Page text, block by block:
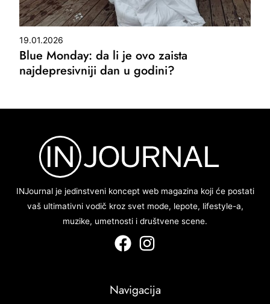
19.01.2026
Blue Monday: da li je ovo zaista
najdepresivniji dan u godini?
INJournal je jedinstveni koncept web magazina koji će postati
vaš ultimativni vodič kroz svet mode, lepote, lifestyle-a,
muzike, umetnosti i društvene scene.
Navigacija